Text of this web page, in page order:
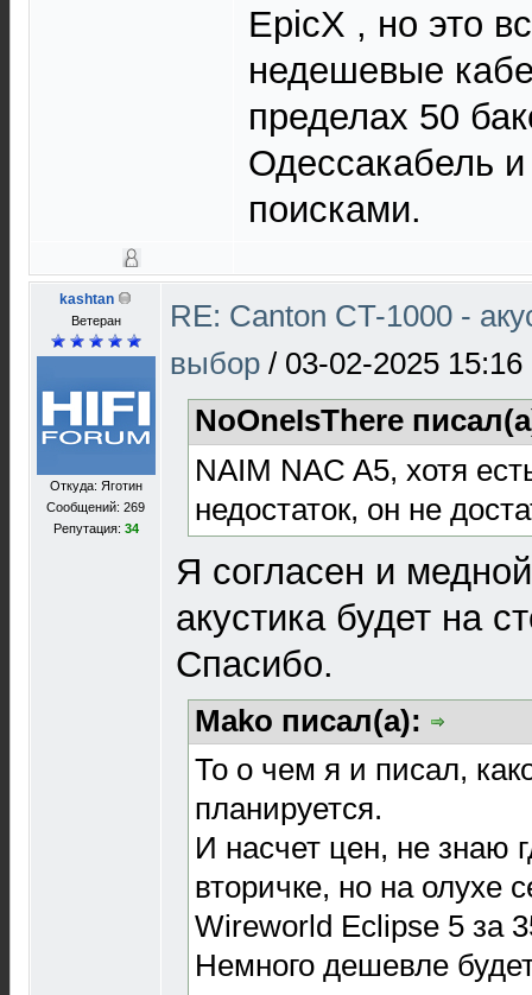
EpicX , но это
недешевые
пределах 50
Одессакабель
поисками.
kashtan
Ветеран
Откуда: Яготин
Сообщений: 269
Репутация: 34
RE: Canton CT-1000 -
выбор / 03-02-2025 15:16
NoOneIsThere
NAIM NAC A5, хотя
недостаток, он не
Я согласен и
акустика будет на
Спасибо.
Mako писал(а):
То о чем я и писал,
планируется.
И насчет цен, не знаю
вторичке, но на олухе
Wireworld Eclipse 5 за
Немного дешевле